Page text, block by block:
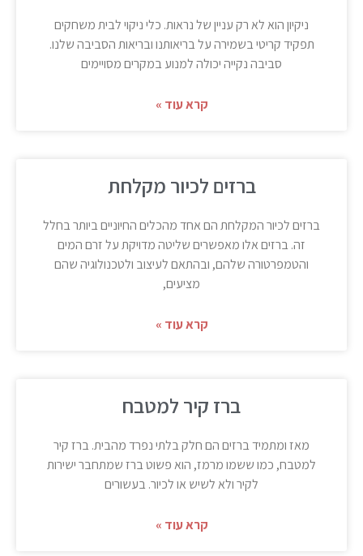
ניקיון הוא לא רק עניין של נראות. כלי ניקוי לבית משחקים
תפקיד קריטי בשמירה על בריאותנו ובריאות הסביבה שלנו.
סביבה נקייה יכולה למנוע במקרים מסויימים
קרא עוד »
ברזים לכיור מקלחת
ברזים לכיור המקלחת הם אחד מהכלים החיוניים ביותר בחלל
זה. ברזים אלו מאפשרים שליטה מדויקת על זרם המים
והטמפרטורה שלהם, ובהתאם לעיצוב ולטכנולוגיה שהם
מציעים,
קרא עוד »
ברז קיר למטבח
מאז ומתמיד ברזים הם חלק בלתי נפרד מהבית. ברז קיר
למטבח, כמו ששמו מרמז, הוא פשוט ברז שמתחבר ישירות
לקיר ולא לשיש או לכיור. בעשורים
קרא עוד »